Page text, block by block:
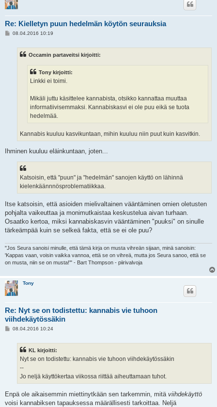
Re: Kielletyn puun hedelmän köytön seurauksia
V08.04.2016 10:19
Occamin partaveitsi kirjoitti:
Tony kirjoitti:
Linkki ei toimi.
Mikäli juttu käsittelee kannabista, otsikko kannattaa muuttaa
informatiivisemmaksi. Kannabiskasvi ei ole puu eikä se tuota
hedelmää.
Kannabis kuuluu kasvikuntaan, mihin kuuluu niin puut kuin kasvitkin.
Ihminen kuuluu eläinkuntaan, joten...
Katsoisin, että "puun" ja "hedelmän" sanojen käyttö on lähinnä
kielenkäännnösproblematiikkaa.
Itse katsoisin, että asioiden mielivaltainen vääntäminen omien oletusten
pohjalta vaikeuttaa ja monimutkaistaa keskustelua aivan turhaan.
Osaatko kertoa, miksi kannabiskasvin vääntäminen "puuksi" on sinulle
tärkeämpää kuin se selkeä fakta, että se ei ole puu?
"Jos Seura sanoisi minulle, että tämä kirja on musta vihreän sijaan, minä sanoisin:
'Kappas vaan, voisin vaikka vannoa, että se on vihreä, mutta jos Seura sanoo, että se
on musta, niin se on musta!'" - Bart Thompson - piirivalvoja
Tony
Re: Nyt se on todistettu: kannabis vie tuhoon
viihdekäytössäkin
V08.04.2016 10:24
KL kirjoitti:
Nyt se on todistettu: kannabis vie tuhoon viihdekäytössäkin
--
Jo neljä käyttökertaa viikossa riittää aiheuttamaan tuhot.
Enpä ole aikaisemmin miettinytkään sen tarkemmin, mitä viihdekäyttö
voisi kannabiksen tapauksessa määrällisesti tarkoittaa. Neljä